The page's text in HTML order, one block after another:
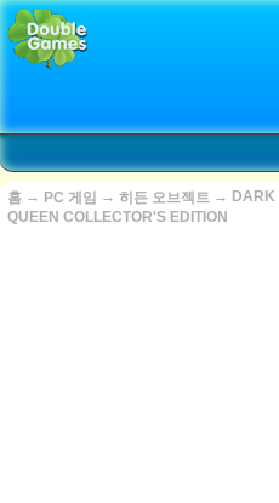
홈 → PC 게임 → 히든 오브젝트 → DARK
QUEEN COLLECTOR'S EDITION